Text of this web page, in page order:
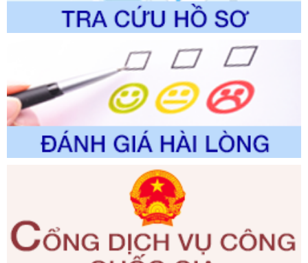
trong giải quyết thủtục hành chính lĩnh vực biến đổi khí hậu
thuộc phạm vi giải quyết của Sở Nông nghiệp và Môi
trường
Ngày ban hành: 01/06/2026
2300/QĐ-UBND
Tên: V/v công bố danh mục thủ tục hành chính được sửa
đổi, bổ sung và phê duyệt quy trình nội bộ, quy trình điện tử
giải quyết thủ tục hành chính trong lĩnh vực Luật sư thuộc
phạm vi chức năng quản lý của Sở Tư pháp
Ngày ban hành: 01/06/2026
351/2025/NĐ-CP
Tên: Nghị định số 351/2025/NĐ-CP của Chính phủ: Quy
định chuẩn nghèo đa chiều quốc gia giai đoạn 2026 - 2030
Ngày ban hành: 29/12/2026
Số kí hiệu: 3014/QĐ-UBND
Tên: Quyết định về việc công bố danh mục thủ tục hành
chính ban hành mới, sửa đổi bổ sung trong lĩnh vực hỗ trợ